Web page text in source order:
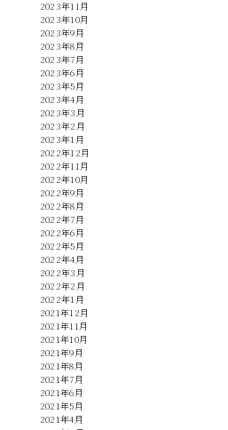
2023年11月
2023年10月
2023年9月
2023年8月
2023年7月
2023年6月
2023年5月
2023年4月
2023年3月
2023年2月
2023年1月
2022年12月
2022年11月
2022年10月
2022年9月
2022年8月
2022年7月
2022年6月
2022年5月
2022年4月
2022年3月
2022年2月
2022年1月
2021年12月
2021年11月
2021年10月
2021年9月
2021年8月
2021年7月
2021年6月
2021年5月
2021年4月